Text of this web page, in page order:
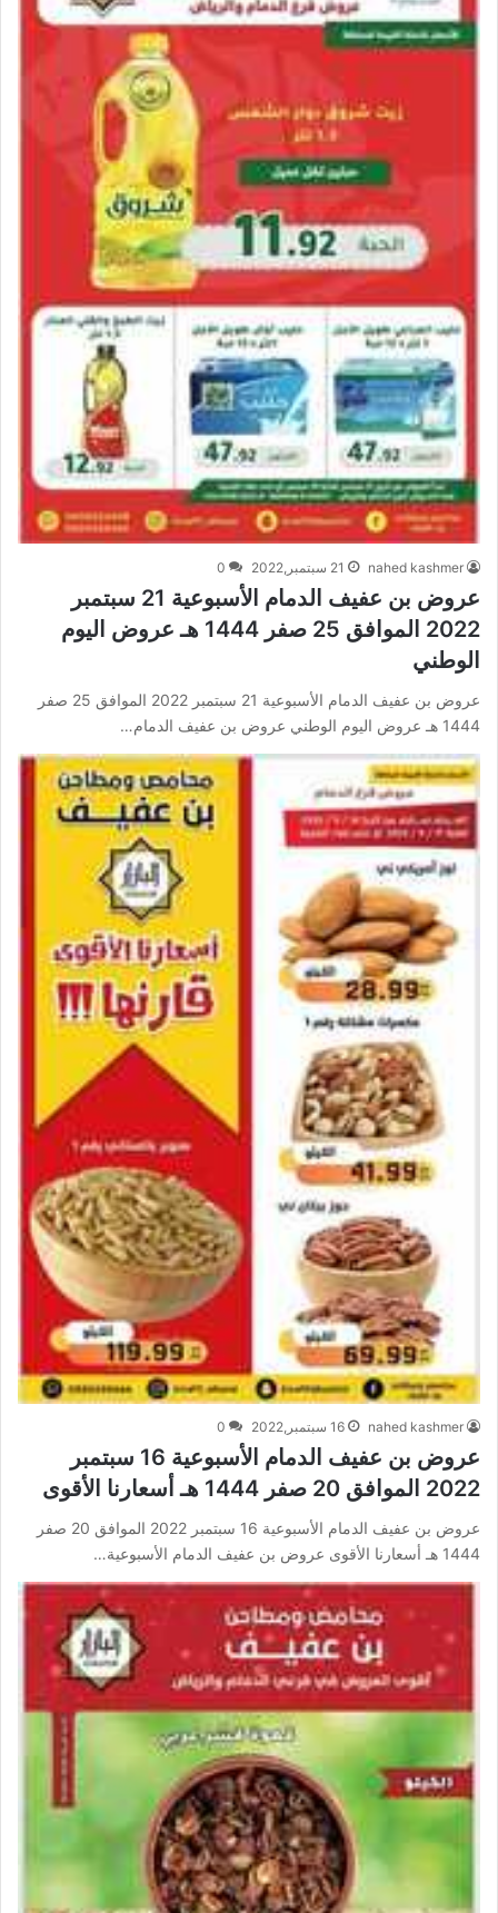
nahed kashmer 21 سبتمبر,2022 0
عروض بن عفيف الدمام الأسبوعية 21 سبتمبر
2022 الموافق 25 صفر 1444 هـ عروض اليوم
الوطني
عروض بن عفيف الدمام الأسبوعية 21 سبتمبر 2022 الموافق 25 صفر
1444 هـ عروض اليوم الوطني عروض بن عفيف الدمام…
nahed kashmer 16 سبتمبر,2022 0
عروض بن عفيف الدمام الأسبوعية 16 سبتمبر
2022 الموافق 20 صفر 1444 هـ أسعارنا الأقوى
عروض بن عفيف الدمام الأسبوعية 16 سبتمبر 2022 الموافق 20 صفر
1444 هـ أسعارنا الأقوى عروض بن عفيف الدمام الأسبوعية…